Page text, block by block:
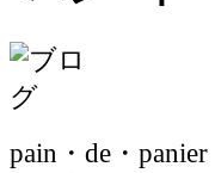
pain・de・